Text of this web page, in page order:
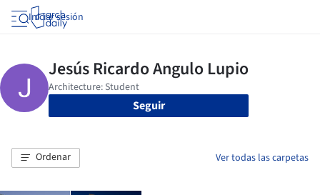
Iniciar sesión
Seguir
Ordenar Ver todas las carpetas